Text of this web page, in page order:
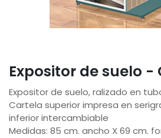
Expositor de suelo -
Expositor de suelo, ralizado en
Cartela superior impresa en
inferior intercambiable
Medidas: 85 cm. ancho X 69 cm.